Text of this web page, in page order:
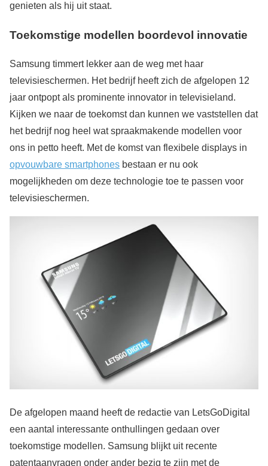
genieten als hij uit staat.
Toekomstige modellen boordevol innovatie
Samsung timmert lekker aan de weg met haar
televisieschermen. Het bedrijf heeft zich de afgelopen 12
jaar ontpopt als prominente innovator in televisieland.
Kijken we naar de toekomst dan kunnen we vaststellen dat
het bedrijf nog heel wat spraakmakende modellen voor
ons in petto heeft. Met de komst van flexibele displays in
opvouwbare smartphones bestaan er nu ook
mogelijkheden om deze technologie toe te passen voor
televisieschermen.
De afgelopen maand heeft de redactie van LetsGoDigital
een aantal interessante onthullingen gedaan over
toekomstige modellen. Samsung blijkt uit recente
patentaanvragen onder ander bezig te zijn met de